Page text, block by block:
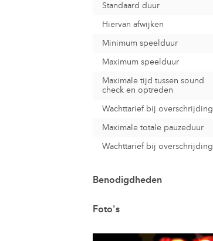
Standaard duur
Hiervan afwijken
Minimum speelduur
Maximum speelduur
Maximale tijd tussen sound
check en optreden
Wachttarief bij overschrijding
Maximale totale pauzeduur
Wachttarief bij overschrijding
Benodigdheden
Foto's